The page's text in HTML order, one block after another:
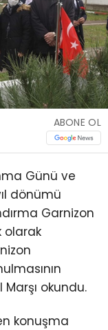
ABONE OL
Günü ve
dönümü
Garnizon
olarak
okundu.
konuşma